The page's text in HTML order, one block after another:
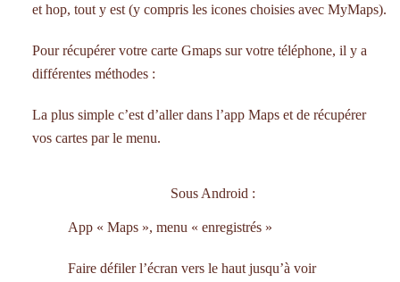
et hop, tout y est (y compris les icones choisies avec MyMaps).
Pour récupérer votre carte Gmaps sur votre téléphone, il y a
différentes méthodes :
La plus simple c’est d’aller dans l’app Maps et de récupérer
vos cartes par le menu.
Sous Android :
App « Maps », menu « enregistrés »
Faire défiler l’écran vers le haut jusqu’à voir